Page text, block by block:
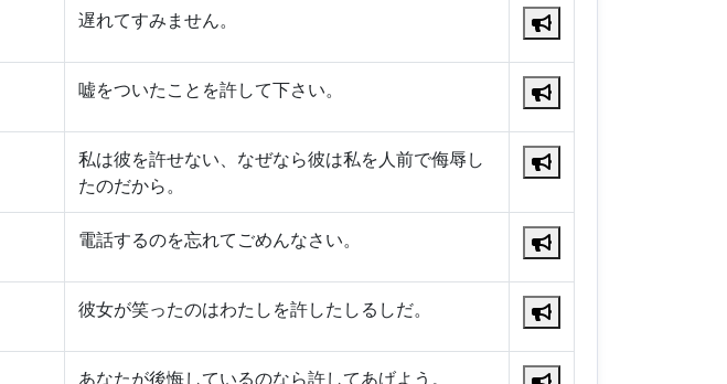
遅れてすみません。
嘘をついたことを許して下さい。
私は彼を許せない、なぜなら彼は私を人前で侮辱し
たのだから。
電話するのを忘れてごめんなさい。
彼女が笑ったのはわたしを許したしるしだ。
あなたが後悔しているのなら許してあげよう。